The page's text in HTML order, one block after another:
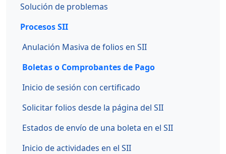
Solución de problemas
Procesos SII
Anulación Masiva de folios en SII
Boletas o Comprobantes de Pago
Inicio de sesión con certificado
Solicitar folios desde la página del SII
Estados de envío de una boleta en el SII
Inicio de actividades en el SII